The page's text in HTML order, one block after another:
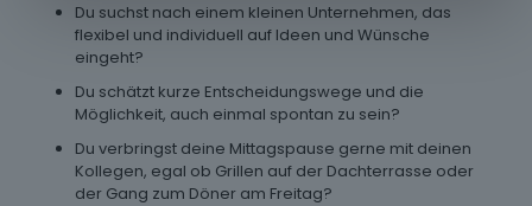
Du suchst nach einem kleinen Unternehmen, das
flexibel und individuell auf Ideen und Wünsche
eingeht?
Du schätzt kurze Entscheidungswege und die
Möglichkeit, auch einmal spontan zu sein?
Du verbringst deine Mittagspause gerne mit deinen
Kollegen, egal ob Grillen auf der Dachterrasse oder
der Gang zum Döner am Freitag?